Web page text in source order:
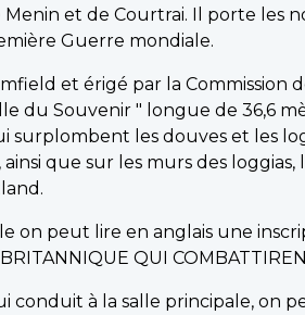
et de Courtrai. Il porte les
Guerre mondiale.
et érigé par la
du Souvenir " longue de 36,6
surplombent les douves et les
ainsi que sur les murs des
on peut lire en anglais une
QUI
conduit à la salle principale, on